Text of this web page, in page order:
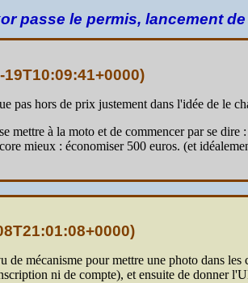
passe le permis, lancement
19T10:09:41+0000)
pas hors de prix justement dans l'idée de le
mettre à la moto et de commencer par se
mieux : économiser 500 euros. (et
)
de mécanisme pour mettre une photo dans
ni de compte), et ensuite de donner